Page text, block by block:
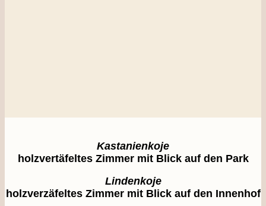
Kastanienkoje
holzvertäfeltes Zimmer mit Blick auf den Park
Lindenkoje
holzverzäfeltes Zimmer mit Blick auf den Innenhof